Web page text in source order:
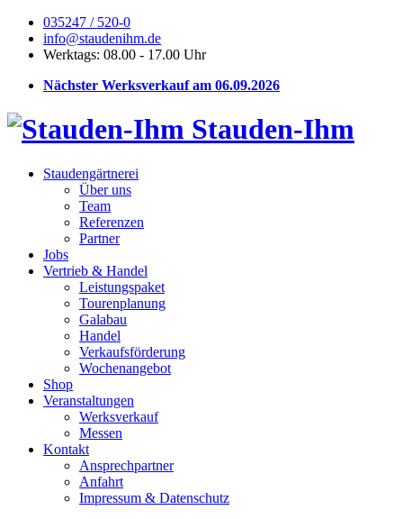
035247 / 520-0
info@staudenihm.de
Werktags: 08.00 - 17.00 Uhr
Nächster Werksverkauf am 06.09.2026
Stauden-Ihm
Staudengärtnerei
Über uns
Team
Referenzen
Partner
Jobs
Vertrieb & Handel
Leistungspaket
Tourenplanung
Galabau
Handel
Verkaufsförderung
Wochenangebot
Shop
Veranstaltungen
Werksverkauf
Messen
Kontakt
Ansprechpartner
Anfahrt
Impressum & Datenschutz